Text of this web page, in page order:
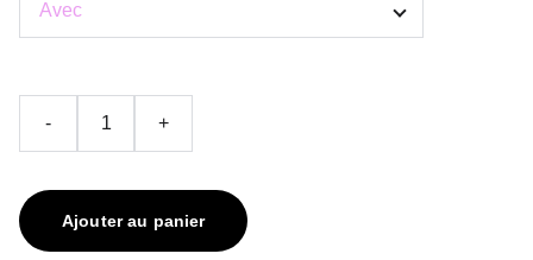
- +
Ajouter au panier